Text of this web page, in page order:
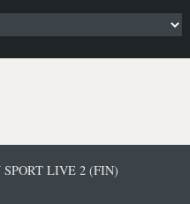
LIVE 2 (FIN)